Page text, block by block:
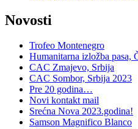
Novosti
Trofeo Montenegro
Humanitarna izložba pasa,
CAC Zmajevo, Srbija
CAC Sombor, Srbija 2023
Pre 20 godina…
Novi kontakt mail
Srećna Nova 2023.godina!
Samson Magnifico Blanco